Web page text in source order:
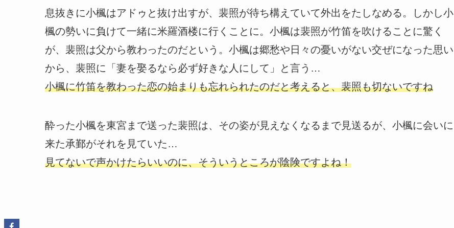
息抜きに小楓はアドゥと抜け出すが、裴照が待ち構えていて外出をたしなめる。しかし小
楓の勢いに負けて一緒に米羅酒楼に行くことに。小楓は裴照が竹笛を吹けることに驚く
が、裴照は父から教わったのだという。小楓は郷愁や日々の憂いがない交ぜになった思い
から、裴照に「妻を娶るなら必ず好きな人にして」と言う…
小楓に竹笛を教わった恋の始まりも忘れられたのだと考えると、裴照も切ないですね
酔った小楓を東宮まで送った裴照は、その姿が見えなくなるまで見送るが、小楓に会いに
来た承鄞がそれを見ていた…
見てないで声かけたらいいのに、そういうところが陰険ですよね！